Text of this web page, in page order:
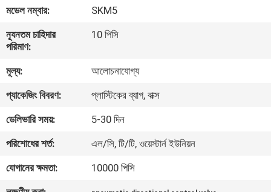
কারখানা
ভ্রমণ
মান
নিয়ন্ত্রণ
যোগাযোগ
করুন
মডেল নম্বার:
SKM5
ন্যূনতম চাহিদার
পরিমাণ:
10 পিসি
মূল্য:
আলোচনাযোগ্য
প্যাকেজিং বিবরণ:
প্লাস্টিকের ব্যাগ, বাক্স
ডেলিভারি সময়:
5-30 দিন
পরিশোধের শর্ত:
এল/সি, টি/টি, ওয়েস্টার্ন ইউনিয়ন
যোগানের ক্ষমতা:
10000 পিসি